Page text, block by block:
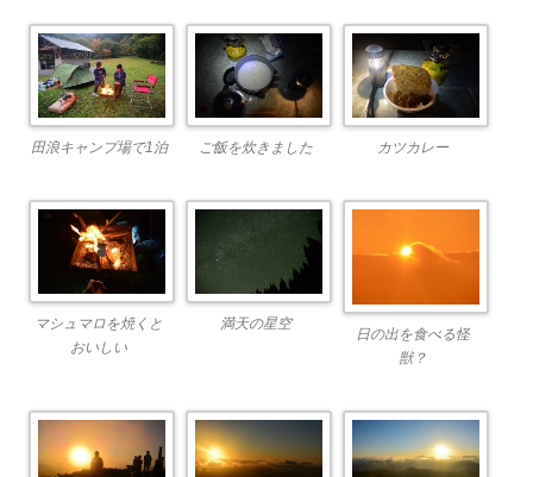
田浪キャンプ場で1泊 ご飯を炊きました カツカレー
マシュマロを焼くと
おいしい
満天の星空
日の出を食べる怪
獣？